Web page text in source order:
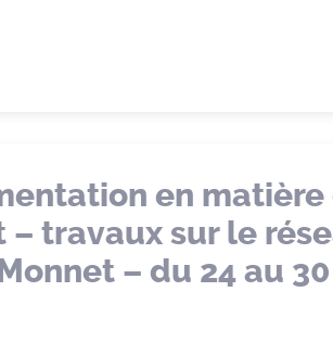
en matière
travaux sur le
– du 24 au